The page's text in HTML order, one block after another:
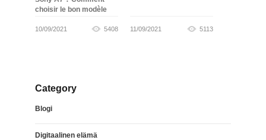
choisir le bon modèle
10/09/2021 5408 11/09/2021 5113
Category
Blogi
Digitaalinen elämä